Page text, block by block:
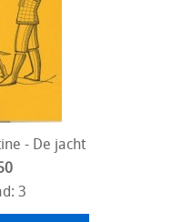
- De jacht
3